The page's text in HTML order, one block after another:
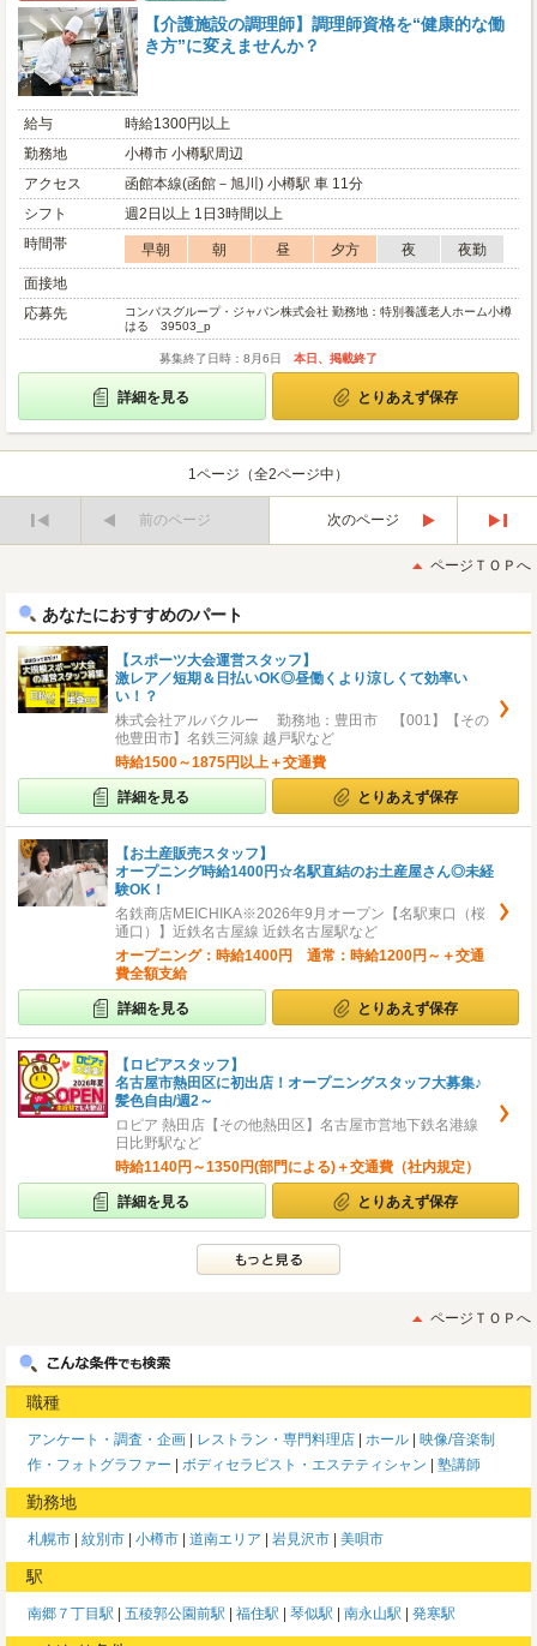
【介護施設の調理師】調理師資格を“健康的な働
き方”に変えませんか？
給与
時給1300円以上
勤務地
小樽市 小樽駅周辺
アクセス
函館本線(函館－旭川) 小樽駅 車 11分
シフト
週2日以上 1日3時間以上
時間帯
早朝 朝 昼 夕方 夜
夜勤
面接地
応募先
コンパスグループ・ジャパン株式会社 勤務地：特別養護老人ホーム小樽
はる 39503_p
募集終了日時：8月6日 本日、掲載終了
詳細を見る とりあえず保存
1ページ（全2ページ中）
前のページ
次のページ
後
ページＴＯＰへ
あなたにおすすめのパート
【スポーツ大会運営スタッフ】
激レア／短期＆日払いOK◎昼働くより涼しくて効率い
い！？
株式会社アルバクルー 勤務地：豊田市 【001】【その
他豊田市】名鉄三河線 越戸駅など
時給1500～1875円以上＋交通費
詳細を見る とりあえず保存
【お土産販売スタッフ】
オープニング時給1400円☆名駅直結のお土産屋さん◎未経
験OK！
名鉄商店MEICHIKA※2026年9月オープン【名駅東口（桜
通口）】近鉄名古屋線 近鉄名古屋駅など
オープニング：時給1400円 通常：時給1200円～＋交通
費全額支給
詳細を見る とりあえず保存
【ロピアスタッフ】
名古屋市熱田区に初出店！オープニングスタッフ大募集♪
髪色自由/週2～
ロピア 熱田店【その他熱田区】名古屋市営地下鉄名港線
日比野駅など
時給1140円～1350円(部門による)＋交通費（社内規定）
詳細を見る とりあえず保存
ページＴＯＰへ
職種
アンケート・調査・企画 レストラン・専門料理店 ホール
映像/音楽制
作・フォトグラファー
ボディセラピスト・エステティシャン 塾講師
勤務地
札幌市 紋別市 小樽市 道南エリア 岩見沢市 美唄市
駅
南郷７丁目駅 五稜郭公園前駅 福住駅 琴似駅 南永山駅 発寒駅